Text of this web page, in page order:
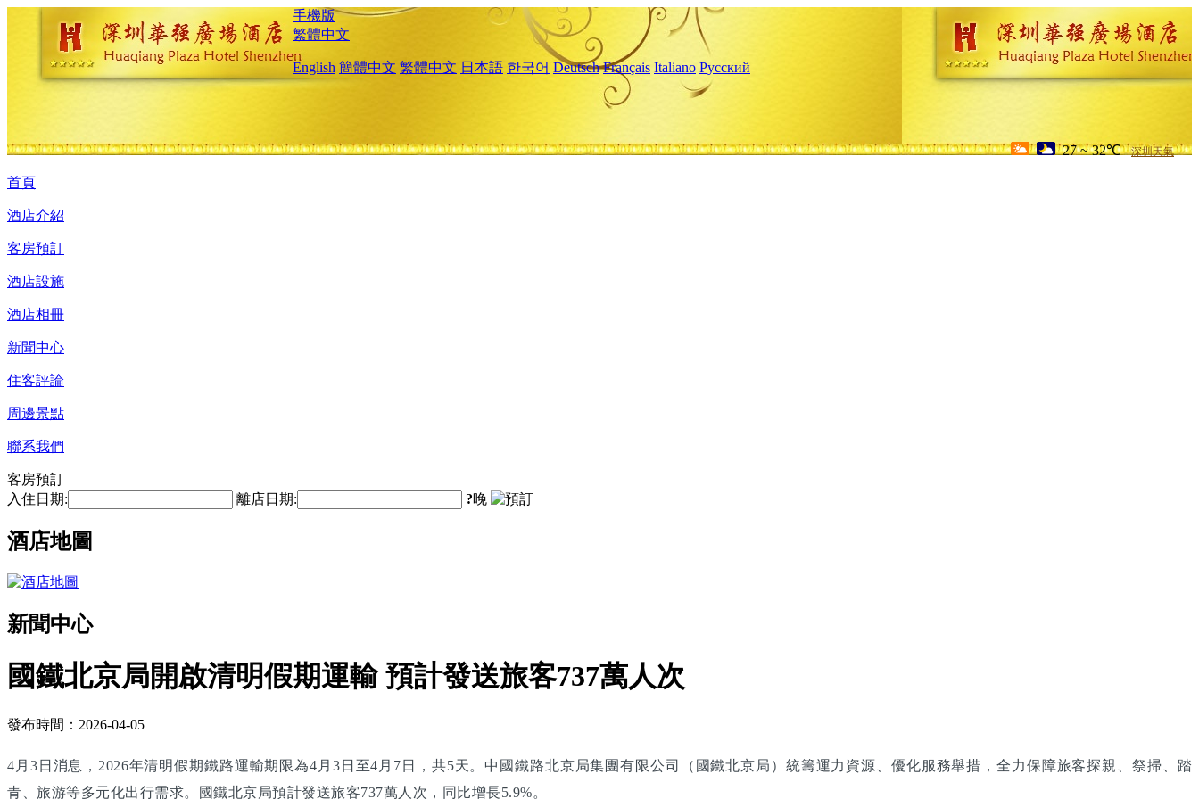
手機版
繁體中文
English 簡體中文 繁體中文 日本語 한국어 Deutsch Français Italiano Русский
27 ~ 32℃ 深圳天氣
首頁
酒店介紹
客房預訂
酒店設施
酒店相冊
新聞中心
住客評論
周邊景點
聯系我們
客房預訂
入住日期:
離店日期: ?晚
酒店地圖
新聞中心
國鐵北京局開啟清明假期運輸 預計發送旅客737萬人次
發布時間：2026-04-05
4月3日消息，2026年清明假期鐵路運輸期限為4月3日至4月7日，共5天。中國鐵路北京局集團有限公司（國鐵北京局）統籌運力資源、優化服務舉措，全力保障旅客探親、祭掃、踏
青、旅游等多元化出行需求。國鐵北京局預計發送旅客737萬人次，同比增長5.9%。